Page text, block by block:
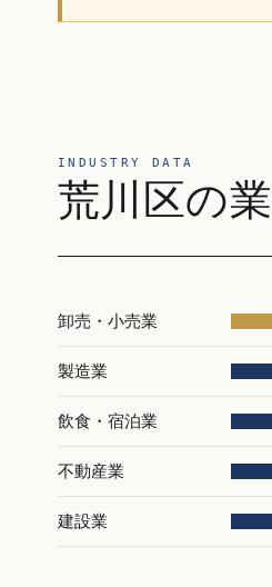
INDUSTRY DATA
荒川区の
卸売・小売業
製造業
飲食・宿泊業
不動産業
建設業